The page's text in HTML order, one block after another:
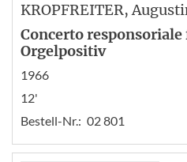
KROPFREITER,
Concerto
Orgelpositiv
1966
12'
Bestell-Nr.: 02 801